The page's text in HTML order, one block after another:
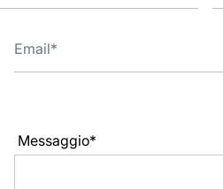
Messaggio*